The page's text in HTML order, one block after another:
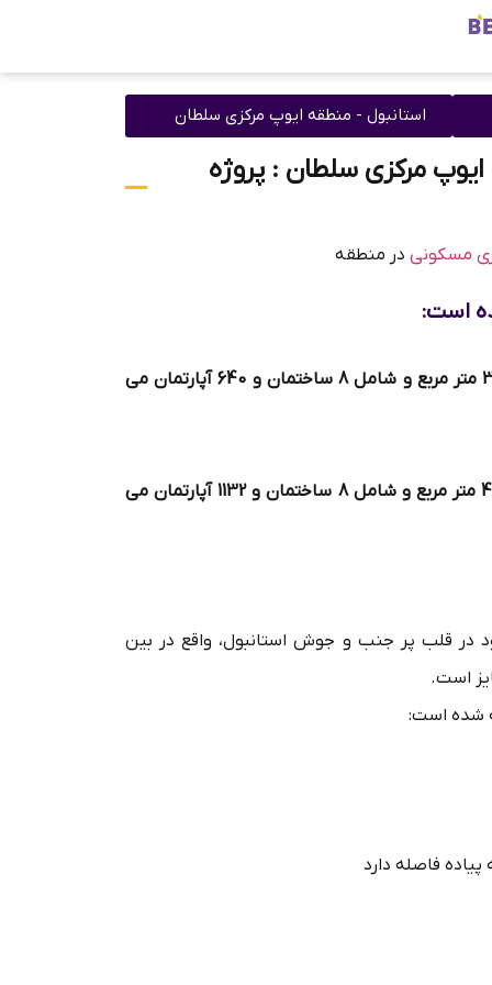
استانبول - منطقه ایوپ مرکزی سلطان
مرکزی سلطان : پروژه
مسکونی در منطقه
است:
* بخش اول در زمینی به مساحت 30000 متر مربع و شامل 8 ساختمان و 640 آپارتمان می
* بخش دوم در زمینی به مساحت 40000 متر مربع و شامل 8 ساختمان و 1132 آپارتمان می
در قلب پر جنب و جوش استانبول، واقع در بین
است.
شده است: